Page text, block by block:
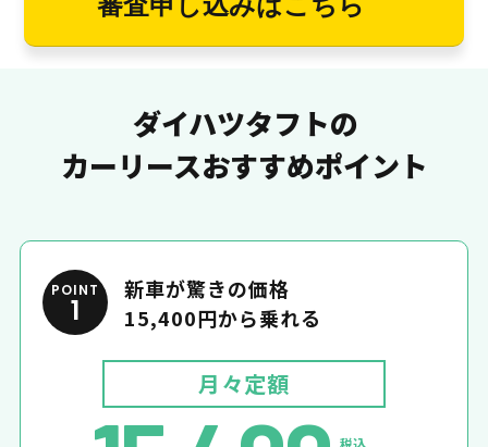
ダイハツタフトの
カーリースおすすめポイント
POINT
1
新車が驚きの価格
15,400円から乗れる
月々定額
税込